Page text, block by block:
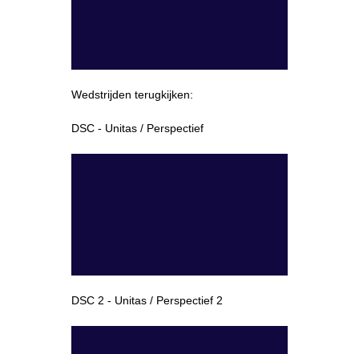
Wedstrijden terugkijken:
DSC - Unitas / Perspectief
DSC 2 - Unitas / Perspectief 2